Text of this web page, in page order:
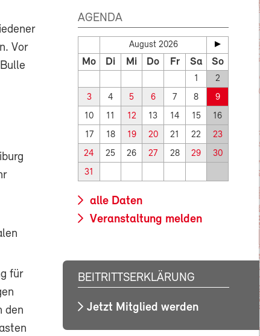
Vor
für
den
AGENDA
August 2026
Mo Di Mi Do Fr Sa So
1 2
3 4 5 6 7 8 9
10 11 12 13 14 15 16
17 18 19 20 21 22 23
24 25 26 27 28 29 30
31
alle Daten
Veranstaltung melden
BEITRITTSERKLÄRUNG
Jetzt Mitglied werden